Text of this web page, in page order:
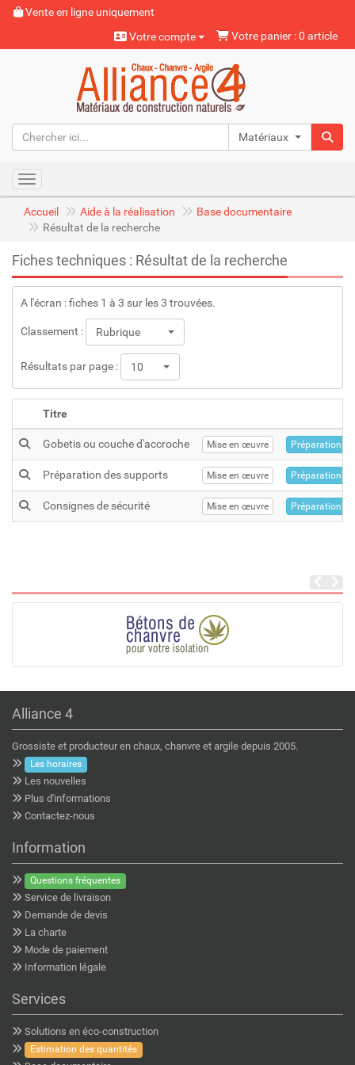
Vente en ligne uniquement
Votre compte
Votre panier : 0 article
Matériaux naturels
Toggle navigation
Accueil Aide à la réalisation
Base documentaire
Résultat de la recherche
Fiches techniques : Résultat de la recherche
A l'écran : fiches 1 à 3 sur les 3 trouvées.
Classement : Rubrique
Résultats par page : 10
Titre
Gobetis ou couche d'accroche Mise en œuvre Préparation
Préparation des supports Mise en œuvre Préparation
Consignes de sécurité Mise en œuvre Préparation
Alliance 4
Grossiste et producteur en chaux, chanvre et argile depuis 2005.
Les horaires
Les nouvelles
Plus d'informations
Contactez-nous
Information
Questions fréquentes
Service de livraison
Demande de devis
La charte
Mode de paiement
Information légale
Services
Solutions en éco-construction
Estimation des quantités